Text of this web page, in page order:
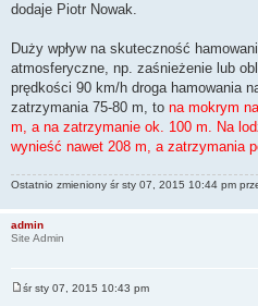
dodaje Piotr Nowak.
Duży wpływ na skuteczność
atmosferyczne, np. zaśnieżenie lub
prędkości 90 km/h droga hamowania
zatrzymania 75-80 m, to na mokrym
m, a na zatrzymanie ok. 100 m. Na
wynieść nawet 208 m, a zatrzymania
Ostatnio zmieniony śr sty 07, 2015 10:44 pm
admin
Site Admin
śr sty 07, 2015 10:43 pm